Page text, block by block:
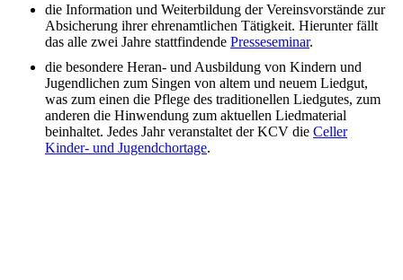
die Information und Weiterbildung der Vereinsvorstände zur
Absicherung ihrer ehrenamtlichen Tätigkeit. Hierunter fällt
das alle zwei Jahre stattfindende Presseseminar.
die besondere Heran- und Ausbildung von Kindern und
Jugendlichen zum Singen von altem und neuem Liedgut,
was zum einen die Pflege des traditionellen Liedgutes, zum
anderen die Hinwendung zum aktuellen Liedmaterial
beinhaltet. Jedes Jahr veranstaltet der KCV die Celler
Kinder- und Jugendchortage.